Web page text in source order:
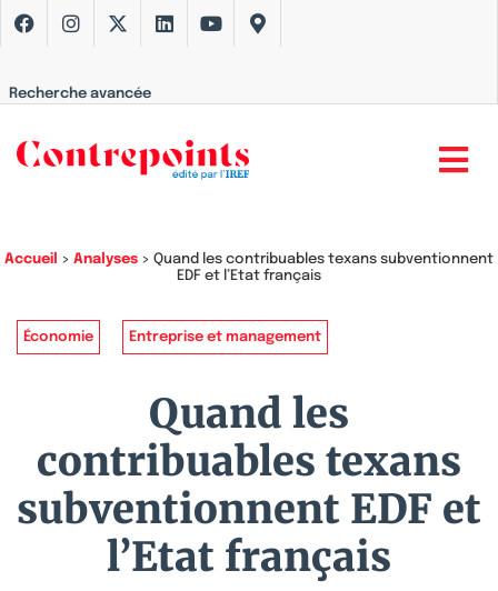
Recherche avancée
Accueil > Analyses > Quand les contribuables texans subventionnent
EDF et l’Etat français
Économie Entreprise et management
Quand les
contribuables texans
subventionnent EDF et
l’Etat français